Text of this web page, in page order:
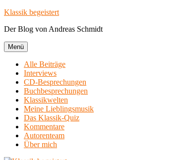
Zum
springen
Klassik begeistert
Der Blog von Andreas Schmidt
Menü
Alle Beiträge
Interviews
CD-Besprechungen
Buchbesprechungen
Klassikwelten
Meine Lieblingsmusik
Das Klassik-Quiz
Kommentare
Autorenteam
Über mich